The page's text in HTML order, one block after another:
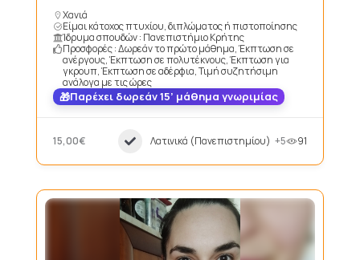
Χανιά
Είμαι κάτοχος πτυχίου, διπλώματος ή πιστοποίησης
Ίδρυμα σπουδών : Πανεπιστήμιο Κρήτης
Προσφορές : Δωρεάν το πρώτο μάθημα, Έκπτωση σε
ανέργους, Έκπτωση σε πολυτέκνους, Έκπτωση για
γκρουπ, Έκπτωση σε αδέρφια, Τιμή συζητήσιμη
ανάλογα με τις ώρες
Παρέχει δωρεάν 15’ μάθημα γνωριμίας
15,00€ Λατινικά (Πανεπιστημίου) +5 91